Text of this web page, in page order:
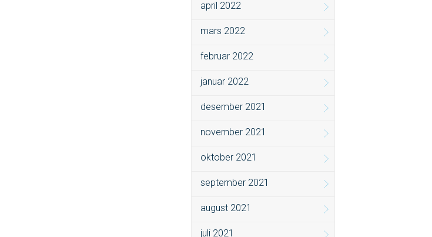
april 2022
mars 2022
februar 2022
januar 2022
desember 2021
november 2021
oktober 2021
september 2021
august 2021
juli 2021